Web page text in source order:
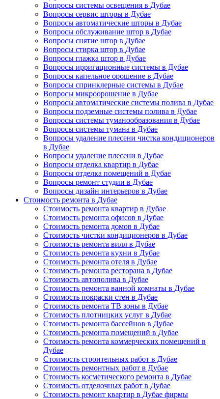
Вопросы системы освещения в Дубае
Вопросы сервис шторы в Дубае
Вопросы автоматические шторы в Дубае
Вопросы обслуживание штор в Дубае
Вопросы снятие штор в Дубае
Вопросы стирка штор в Дубае
Вопросы глажка штор в Дубае
Вопросы ирригационные системы в Дубае
Вопросы капельное орошение в Дубае
Вопросы спринклерные системы в Дубае
Вопросы микроорошение в Дубае
Вопросы автоматические системы полива в Дубае
Вопросы подземные системы полива в Дубае
Вопросы системы туманообразования в Дубае
Вопросы системы тумана в Дубае
Вопросы удаление плесени чистка кондиционеров
в Дубае
Вопросы удаление плесени в Дубае
Вопросы отделка квартир в Дубае
Вопросы отделка помещений в Дубае
Вопросы ремонт студии в Дубае
Вопросы дизайн интерьеров в Дубае
Стоимость ремонта в Дубае
Стоимость ремонта квартир в Дубае
Стоимость ремонта офисов в Дубае
Стоимость ремонта домов в Дубае
Стоимость чистки кондиционеров в Дубае
Стоимость ремонта вилл в Дубае
Стоимость ремонта кухни в Дубае
Стоимость ремонта отеля в Дубае
Стоимость ремонта ресторана в Дубае
Стоимость автополива в Дубае
Стоимость ремонта ванной комнаты в Дубае
Стоимость покраски стен в Дубае
Стоимость ремонта ТВ зоны в Дубае
Стоимость плотницких услуг в Дубае
Стоимость ремонта бассейнов в Дубае
Стоимость ремонта помещений в Дубае
Стоимость ремонта коммерческих помещений в
Дубае
Стоимость строительных работ в Дубае
Стоимость ремонтных работ в Дубае
Стоимость косметического ремонта в Дубае
Стоимость отделочных работ в Дубае
Стоимость ремонт квартир в Дубае фирмы